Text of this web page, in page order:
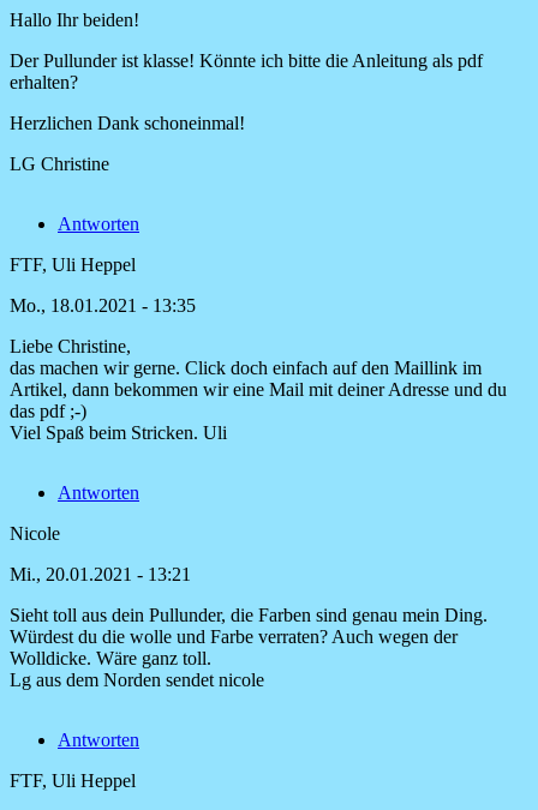
Hallo Ihr beiden!
Der Pullunder ist klasse! Könnte ich bitte die Anleitung als pdf
erhalten?
Herzlichen Dank schoneinmal!
LG Christine
Antworten
FTF, Uli Heppel
Mo., 18.01.2021 - 13:35
Antwort
auf
Hallo
Ihr
Christine
Liebe Christine,
das machen wir gerne. Click doch einfach auf den Maillink im
Artikel, dann bekommen wir eine Mail mit deiner Adresse und du
das pdf ;-)
Viel Spaß beim Stricken. Uli
Antworten
Nicole
Mi., 20.01.2021 - 13:21
Sieht toll aus dein Pullunder, die Farben sind genau mein Ding.
Würdest du die wolle und Farbe verraten? Auch wegen der
Wolldicke. Wäre ganz toll.
Lg aus dem Norden sendet nicole
Antworten
FTF, Uli Heppel